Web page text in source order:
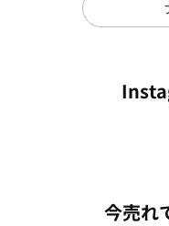
今売れ